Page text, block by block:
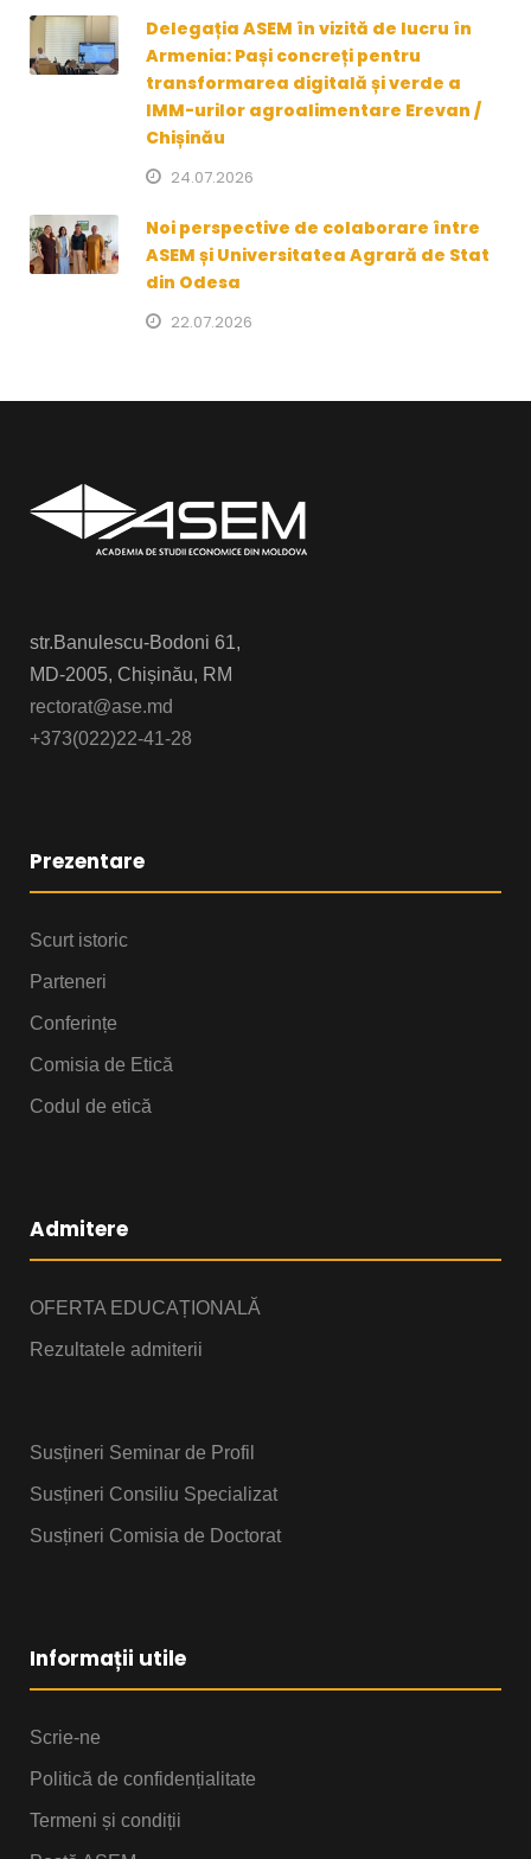
Delegația ASEM în vizită de lucru în
Armenia: Pași concreți pentru
transformarea digitală și verde a
IMM-urilor agroalimentare Erevan /
Chișinău
24.07.2026
Noi perspective de colaborare între
ASEM și Universitatea Agrară de Stat
din Odesa
22.07.2026
str.Banulescu-Bodoni 61,
MD-2005, Chișinău, RM
rectorat@ase.md
+373(022)22-41-28
Prezentare
Scurt istoric
Parteneri
Conferințe
Comisia de Etică
Codul de etică
Admitere
OFERTA EDUCAȚIONALĂ
Rezultatele admiterii
Susțineri Seminar de Profil
Susțineri Consiliu Specializat
Susțineri Comisia de Doctorat
Informații utile
Scrie-ne
Politică de confidențialitate
Termeni și condiții